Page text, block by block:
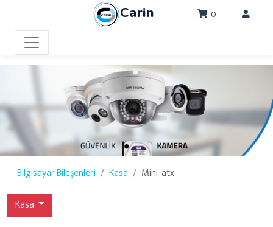
Carin 0
Bilgisayar Bileşenleri Kasa
Mini-atx
Kasa